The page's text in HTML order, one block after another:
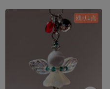
残り1点